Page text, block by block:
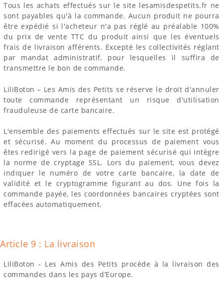
Tous les achats effectués sur le site lesamisdespetits.fr ne
sont payables qu'à la commande. Aucun produit ne pourra
être expédié si l'acheteur n'a pas réglé au préalable 100%
du prix de vente TTC du produit ainsi que les éventuels
frais de livraison afférents. Excepté les collectivités réglant
par mandat administratif, pour lesquelles il suffira de
transmettre le bon de commande.
LiliBoton – Les Amis des Petits se réserve le droit d'annuler
toute commande représentant un risque d'utilisation
frauduleuse de carte bancaire.
L'ensemble des paiements effectués sur le site est protégé
et sécurisé. Au moment du processus de paiement vous
êtes redirigé vers la page de paiement sécurisé qui intègre
la norme de cryptage SSL. Lors du paiement, vous devez
indiquer le numéro de votre carte bancaire, la date de
validité et le cryptogramme figurant au dos. Une fois la
commande payée, les coordonnées bancaires cryptées sont
effacées automatiquement.
Article 9 : La livraison
LiliBoton - Les Amis des Petits procède à la livraison des
commandes dans les pays d’Europe.